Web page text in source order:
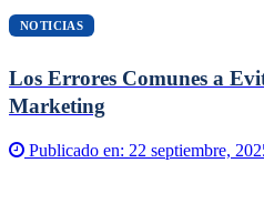
NOTICIAS
Los Errores Comunes a
Marketing
Publicado en: 22 septiembre,